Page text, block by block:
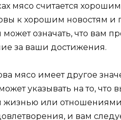
мясо считается
к хорошим новостям
означать, что вам
за ваши достижения.
мясо имеет другое
указывать на то, что
жизнью или
и вам